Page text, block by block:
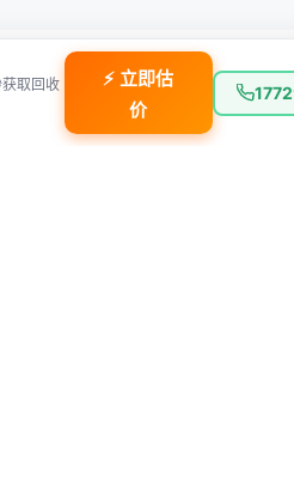
取回收
⚡ 立即估
价